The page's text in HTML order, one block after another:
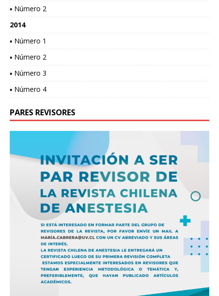
▪ Número 2
2014
▪ Número 1
▪ Número 2
▪ Número 3
▪ Número 4
PARES REVISORES